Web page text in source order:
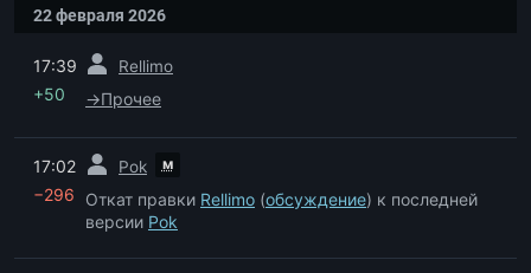
22 февраля 2026
17:39 Rellimo
+50 →Прочее
17:02 Pok м
−296 Откат правки Rellimo (обсуждение) к последней
версии Pok